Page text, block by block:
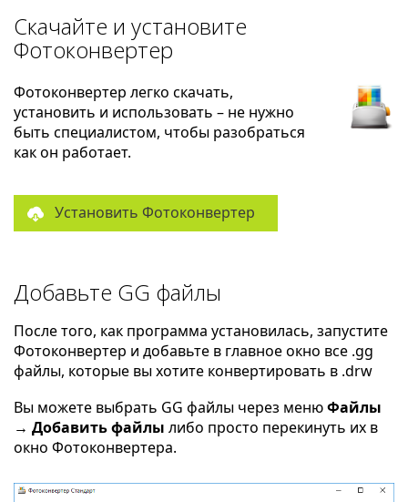
Скачайте и установите
Фотоконвертер
Фотоконвертер легко скачать,
установить и использовать – не нужно
быть специалистом, чтобы разобраться
как он работает.
Установить Фотоконвертер
Добавьте GG файлы
После того, как программа установилась, запустите
Фотоконвертер и добавьте в главное окно все .gg
файлы, которые вы хотите конвертировать в .drw
Вы можете выбрать GG файлы через менюФайлы
→ Добавить файлы либо просто перекинуть их в
окно Фотоконвертера.